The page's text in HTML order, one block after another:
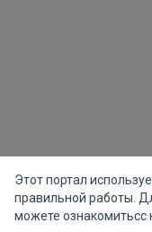
Этот портал
правильной работы.
можете ознакомитьсс